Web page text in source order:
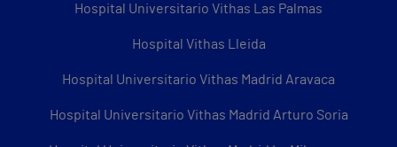
Hospital Universitario Vithas Las Palmas
Hospital Vithas Lleida
Hospital Universitario Vithas Madrid Aravaca
Hospital Universitario Vithas Madrid Arturo Soria